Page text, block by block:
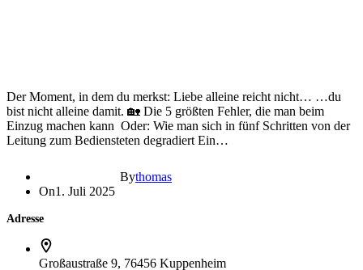
Der Moment, in dem du merkst: Liebe alleine reicht nicht… …du
bist nicht alleine damit. 🏡 Die 5 größten Fehler, die man beim
Einzug machen kann Oder: Wie man sich in fünf Schritten von der
Leitung zum Bediensteten degradiert Ein…
Bythomas
On1. Juli 2025
Adresse
Großaustraße 9, 76456 Kuppenheim